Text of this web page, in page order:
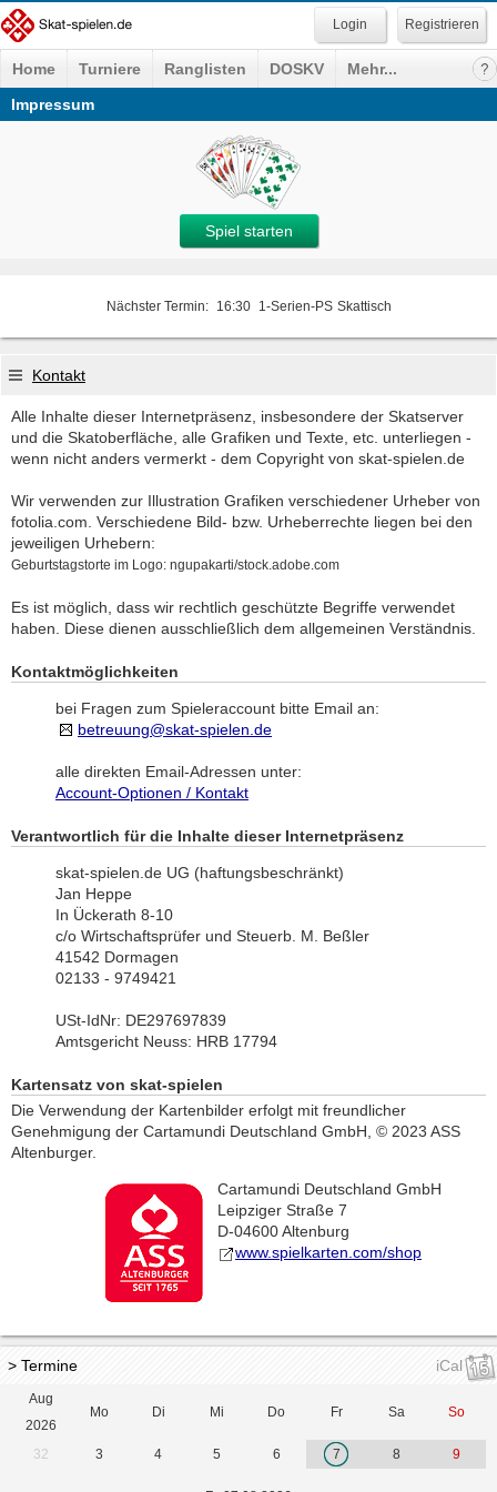
Registrieren
Home Turniere Ranglisten DOSKV
Mehr...
Impressum
Spiel starten
Nächster Termin: 16:30 1-Serien-PS Skattisch
Kontakt
Alle Inhalte dieser Internetpräsenz, insbesondere der Skatserver
und die Skatoberfläche, alle Grafiken und Texte, etc. unterliegen -
wenn nicht anders vermerkt - dem Copyright von skat-spielen.de
Wir verwenden zur Illustration Grafiken verschiedener Urheber von
fotolia.com. Verschiedene Bild- bzw. Urheberrechte liegen bei den
jeweiligen Urhebern:
Geburtstagstorte im Logo: ngupakarti/stock.adobe.com
Es ist möglich, dass wir rechtlich geschützte Begriffe verwendet
haben. Diese dienen ausschließlich dem allgemeinen Verständnis.
Kontaktmöglichkeiten
bei Fragen zum Spieleraccount bitte Email an:
betreuung@skat-spielen.de
alle direkten Email-Adressen unter:
Account-Optionen / Kontakt
Verantwortlich für die Inhalte dieser Internetpräsenz
skat-spielen.de UG (haftungsbeschränkt)
Jan Heppe
In Ückerath 8-10
c/o Wirtschaftsprüfer und Steuerb. M. Beßler
41542 Dormagen
02133 - 9749421
USt-IdNr: DE297697839
Amtsgericht Neuss: HRB 17794
Kartensatz von skat-spielen
Die Verwendung der Kartenbilder erfolgt mit freundlicher
Genehmigung der Cartamundi Deutschland GmbH, © 2023 ASS
Altenburger.
Cartamundi Deutschland GmbH
Leipziger Straße 7
D-04600 Altenburg
www.spielkarten.com/shop
> Termine iCal
Aug
2026
Mo Di Mi Do Fr Sa So
32 3 4 5 6 7 8 9